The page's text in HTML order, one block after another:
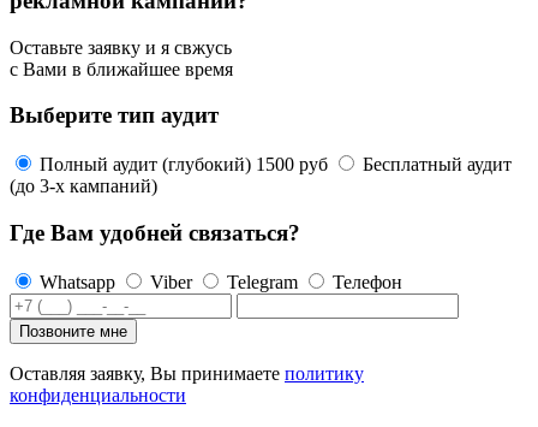
Оставьте заявку и я свжусь
с Вами в ближайшее время
Выберите тип аудит
Полный аудит (глубокий) 1500 руб
Бесплатный аудит
(до 3-х кампаний)
Где Вам удобней связаться?
Whatsapp Viber Telegram Телефон
Оставляя заявку, Вы принимаете политику
конфиденциальности